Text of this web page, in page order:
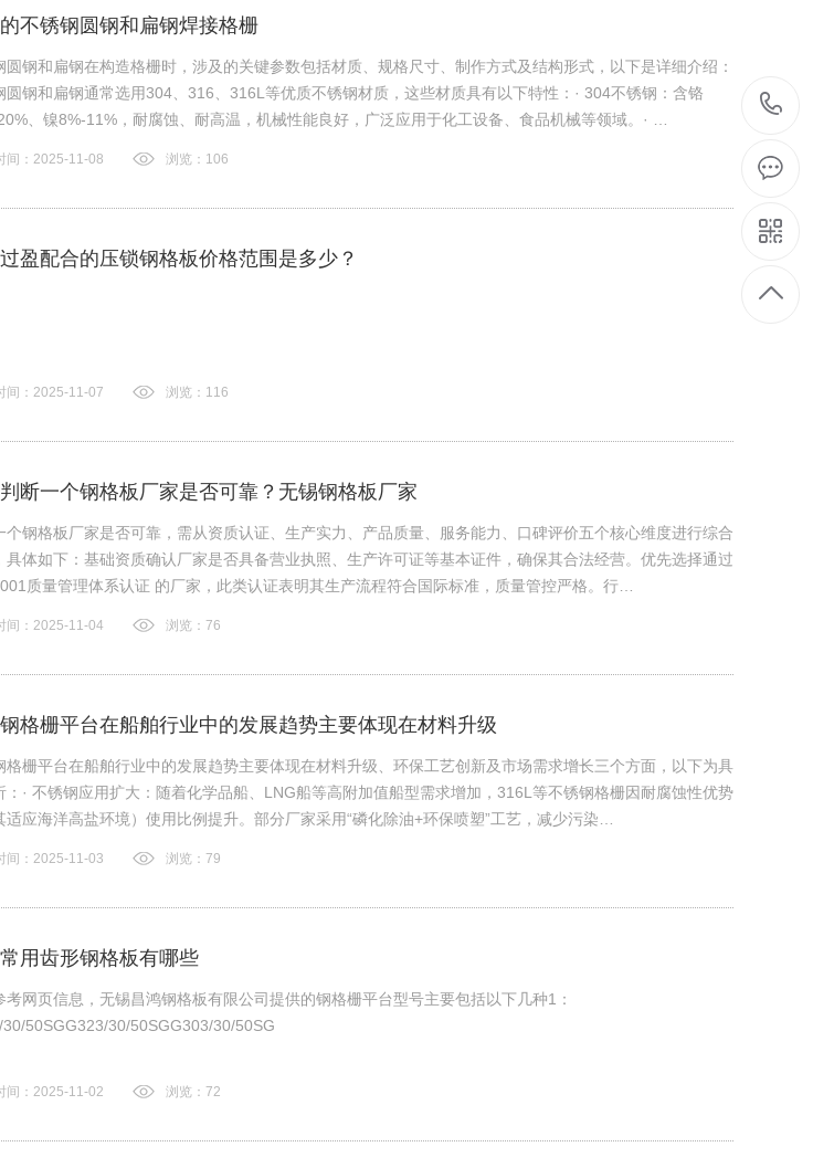
不锈钢圆钢和扁钢焊接格栅
圆钢和扁钢在构造格栅时，涉及的关键参数包括材质、规格尺寸、制作方式及结构形式，以下是详细介绍：
圆钢和扁钢通常选用304、316、316L等优质不锈钢材质，这些材质具有以下特性：· ‌304不锈钢‌：含铬
、镍8%-11%，耐腐蚀、耐高温，机械性能良好，广泛应用于化工设备、食品机械等领域。· …
间：2025-11-08 浏览：106
盈配合的压锁钢格板价格范围是多少？
间：2025-11-07 浏览：116
断一个钢格板厂家是否可靠？无锡钢格板厂家
个钢格板厂家是否可靠，需从资质认证、生产实力、产品质量、服务能力、口碑评价五个核心维度进行综合
具体如下：‌基础资质‌确认厂家是否具备营业执照、生产许可证等基本证件，确保其合法经营。优先选择通过
质量管理体系认证‌ 的厂家，此类认证表明其生产流程符合国际标准，质量管控严格。‌行…
间：2025-11-04 浏览：76
格栅平台在船舶行业中的发展趋势主要体现在材料升级
格栅平台在船舶行业中的发展趋势主要体现在材料升级、环保工艺创新及市场需求增长三个方面，以下为具
：· ‌不锈钢应用扩大‌：随着化学品船、LNG船等高附加值船型需求增加，316L等不锈钢格栅因耐腐蚀性优势
适应海洋高盐环境）使用比例提升。部分厂家采用“磷化除油+环保喷塑”工艺，减少污染…
间：2025-11-03 浏览：79
用齿形钢格板有哪些
考网页信息，无锡昌鸿钢格板有限公司提供的钢格栅平台型号主要包括以下几种‌1：‌
50SG‌‌G323/30/50SG‌G303/30/50SG
间：2025-11-02 浏览：72